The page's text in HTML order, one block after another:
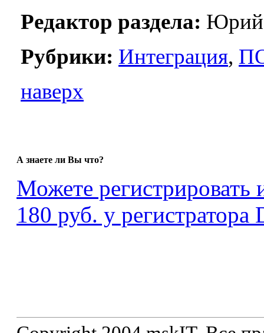
Редактор раздела: Юрий
Рубрики: Интеграция,
наверх
А знаете ли Вы что?
Можете
180 руб. у регистратора